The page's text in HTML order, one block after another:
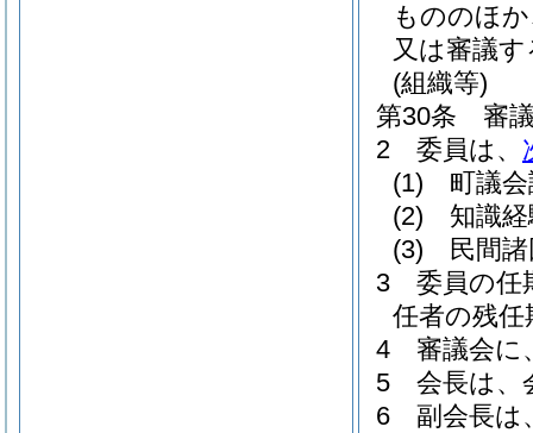
もののほ
又は審議
(組織等)
第30条
審
2
委員は、
(1)
町議
(2)
知識
(3)
民間
3
委員の任
任者の残
4
審議会に
5
会長は、
6
副会長は